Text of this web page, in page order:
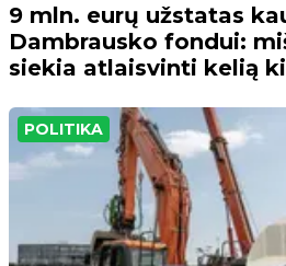
9 mln. eurų užstatas
Dambrausko fondui:
siekia atlaisvinti kelią
POLITIKA